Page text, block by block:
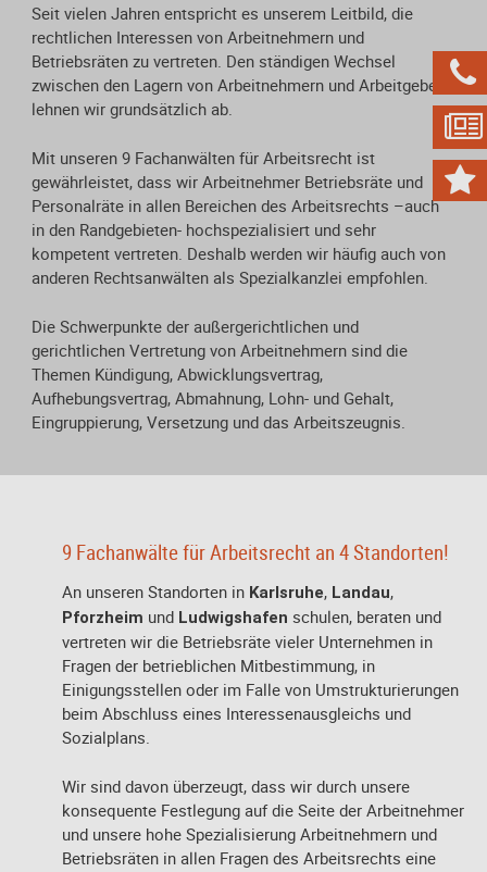
Seit vielen Jahren entspricht es unserem Leitbild, die
rechtlichen Interessen von Arbeitnehmern und
Betriebsräten zu vertreten. Den ständigen Wechsel
zwischen den Lagern von Arbeitnehmern und Arbeitgebern
lehnen wir grundsätzlich ab.
Mit unseren 9 Fachanwälten für Arbeitsrecht ist
gewährleistet, dass wir Arbeitnehmer Betriebsräte und
Personalräte in allen Bereichen des Arbeitsrechts –auch
in den Randgebieten- hochspezialisiert und sehr
kompetent vertreten. Deshalb werden wir häufig auch von
anderen Rechtsanwälten als Spezialkanzlei empfohlen.
Die Schwerpunkte der außergerichtlichen und
gerichtlichen Vertretung von Arbeitnehmern sind die
Themen Kündigung, Abwicklungsvertrag,
Aufhebungsvertrag, Abmahnung, Lohn- und Gehalt,
Eingruppierung, Versetzung und das Arbeitszeugnis.
9 Fachanwälte für Arbeitsrecht an 4 Standorten!
An unseren Standorten in Karlsruhe, Landau,
Pforzheim und Ludwigshafen schulen, beraten und
vertreten wir die Betriebsräte vieler Unternehmen in
Fragen der betrieblichen Mitbestimmung, in
Einigungsstellen oder im Falle von Umstrukturierungen
beim Abschluss eines Interessenausgleichs und
Sozialplans.
Wir sind davon überzeugt, dass wir durch unsere
konsequente Festlegung auf die Seite der Arbeitnehmer
und unsere hohe Spezialisierung Arbeitnehmern und
Betriebsräten in allen Fragen des Arbeitsrechts eine


